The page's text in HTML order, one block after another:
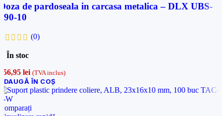
de pardoseala in carcasa metalica – DLX UBS-
10
(0)
În stoc
lei (TVA inclus)
ÎN COȘ